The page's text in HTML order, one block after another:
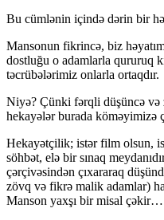
Bu cümlənin içində dərin bir
Mansonun fikrincə, biz
dostluğu o adamlarla qururuq
təcrübələrimiz onlarla ortaqdır.
Niyə? Çünki fərqli düşüncə və
hekayələr burada köməyimizə
Hekayətçilik; istər film olsun,
söhbət, elə bir sınaq
çərçivəsindən çıxararaq
zövq və fikrə malik adamlar)
Manson yaxşı bir misal çəkir…